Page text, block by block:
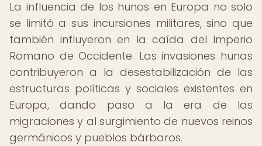
La influencia de los hunos en Europa no solo
se limitó a sus incursiones militares, sino que
también influyeron en la caída del Imperio
Romano de Occidente. Las invasiones hunas
contribuyeron a la desestabilización de las
estructuras políticas y sociales existentes en
Europa, dando paso a la era de las
migraciones y al surgimiento de nuevos reinos
germánicos y pueblos bárbaros.